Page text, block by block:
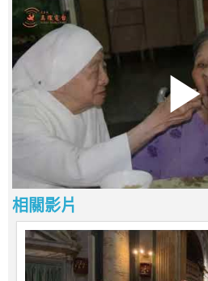
相關影片